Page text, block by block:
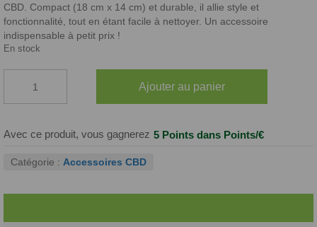
CBD. Compact (18 cm x 14 cm) et durable, il allie style et
fonctionnalité, tout en étant facile à nettoyer. Un accessoire
indispensable à petit prix !
En stock
Plateaux
Rouler
Métal
Ajouter au panier
Avec ce produit, vous gagnerez 5 Points dans Points/€
Catégorie : Accessoires CBD